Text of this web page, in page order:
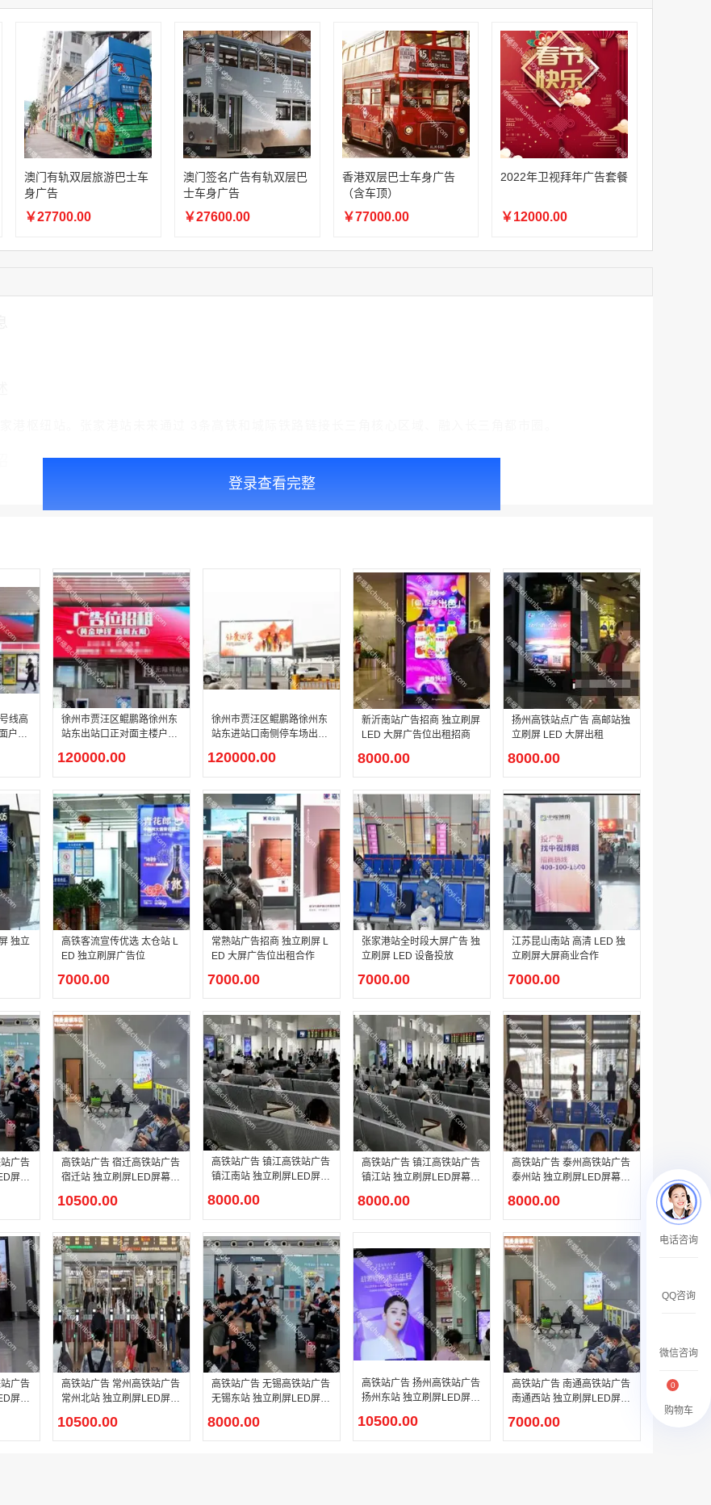
15:18:49 173****0620 联系了该媒体所在商家
03:20:56 156****3374 联系了该媒体所在商家
15:42:33
158****0746 联系了该媒体所在商家
13:59:39 189****2617
联系了该媒体所在商家
12:40:20 177****7961 联系了该媒体所在商家
￥27600.00
香港双层巴士车身广告（含车顶）
户外广告 天津社区道闸广告 天津小区道闸广告投放价格
￥1100.00
￥1100.00
香港有轨双层旅游巴士车身广告
￥25300.00
香港签名广告有轨双层巴士车身广告
￥27600.00
￥27700.00
澳门有轨双层旅游巴士车
身广告
￥27700.00
澳门签名广告有轨双层巴
士车身广告
￥27600.00
香港双层巴士车身广告
（含车顶）
￥77000.00
2022年卫视拜年广告套餐
￥12000.00
登录查看完整
线高
户外
徐州市贾汪区鲲鹏路徐州东
站东出站口正对面主楼户外
120000.00
徐州市贾汪区鲲鹏路徐州东
站东进站口南侧停车场出入
屏
120000.00
新沂南站广告招商 独立刷屏
LED 大屏广告位出租招商
8000.00
扬州高铁站点广告 高邮站独
立刷屏 LED 大屏出租
8000.00
独立
高铁客流宣传优选 太仓站 L
ED 独立刷屏广告位
7000.00
常熟站广告招商 独立刷屏 L
ED 大屏广告位出租合作
7000.00
张家港站全时段大屏广告 独
立刷屏 LED 设备投放
7000.00
江苏昆山南站 高清 LED 独
立刷屏大屏商业合作
7000.00
广告
屏幕
高铁站广告 宿迁高铁站广告
宿迁站 独立刷屏LED屏幕广
10500.00
高铁站广告 镇江高铁站广告
镇江南站 独立刷屏LED屏幕
8000.00
高铁站广告 镇江高铁站广告
镇江站 独立刷屏LED屏幕广
8000.00
高铁站广告 泰州高铁站广告
泰州站 独立刷屏LED屏幕广
8000.00
广告
屏幕
高铁站广告 常州高铁站广告
常州北站 独立刷屏LED屏幕
10500.00
高铁站广告 无锡高铁站广告
无锡东站 独立刷屏LED屏幕
8000.00
高铁站广告 扬州高铁站广告
扬州东站 独立刷屏LED屏幕
10500.00
高铁站广告 南通高铁站广告
南通西站 独立刷屏LED屏幕
7000.00
电话咨询
QQ咨询
微信咨询
购物车
0